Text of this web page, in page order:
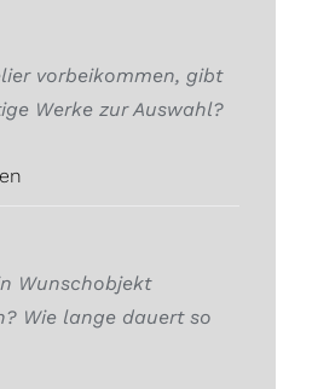
vorbeikommen, gibt
Werke zur Auswahl?
Wunschobjekt
Wie lange dauert so